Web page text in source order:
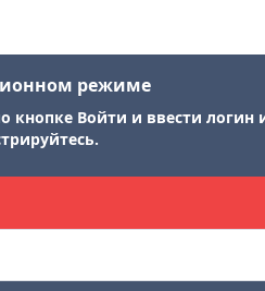
режиме
кнопке Войти и ввести логин